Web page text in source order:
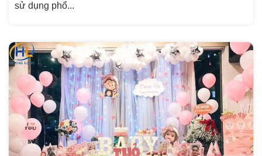
sử dụng phổ...